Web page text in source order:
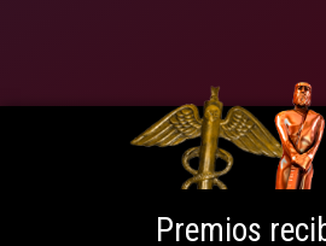
Premios